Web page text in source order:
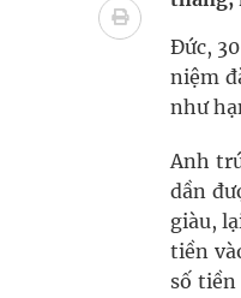
Tác Dụng
Quan Bằng
Xây dựng
Dự báo
Đắk Lắk:
Đức,
niệm
như
Anh
dần
giàu,
tiền
số tiền